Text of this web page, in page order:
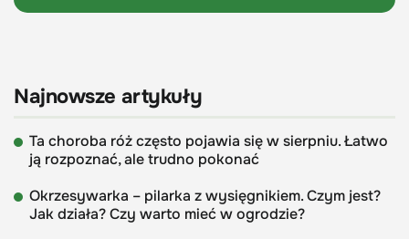
Najnowsze artykuły
Ta choroba róż często pojawia się w sierpniu. Łatwo
ją rozpoznać, ale trudno pokonać
Okrzesywarka – pilarka z wysięgnikiem. Czym jest?
Jak działa? Czy warto mieć w ogrodzie?